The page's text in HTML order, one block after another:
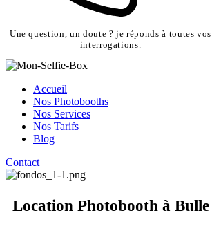
Une question, un doute ? je réponds à toutes vos
interrogations.
Accueil
Nos Photobooths
Nos Services
Nos Tarifs
Blog
Contact
Location Photobooth à Bulle